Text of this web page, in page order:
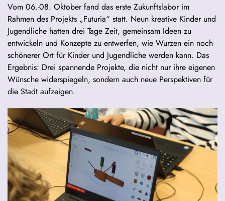
Vom 06.-08. Oktober fand das erste Zukunftslabor im
Rahmen des Projekts „Futuria“ statt. Neun kreative Kinder und
Jugendliche hatten drei Tage Zeit, gemeinsam Ideen zu
entwickeln und Konzepte zu entwerfen, wie Wurzen ein noch
schönerer Ort für Kinder und Jugendliche werden kann. Das
Ergebnis: Drei spannende Projekte, die nicht nur ihre eigenen
Wünsche widerspiegeln, sondern auch neue Perspektiven für
die Stadt aufzeigen.